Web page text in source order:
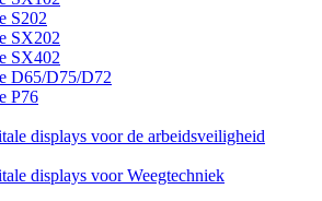
S202
SX202
SX402
D65/D75/D72
P76
displays voor de arbeidsveiligheid
displays voor Weegtechniek